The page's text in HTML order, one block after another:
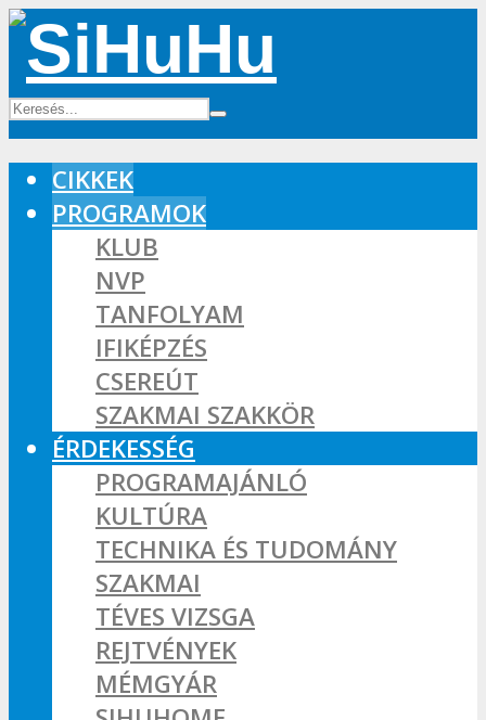
CIKKEK
PROGRAMOK
KLUB
NVP
TANFOLYAM
IFIKÉPZÉS
CSEREÚT
SZAKMAI SZAKKÖR
ÉRDEKESSÉG
PROGRAMAJÁNLÓ
KULTÚRA
TECHNIKA ÉS TUDOMÁNY
SZAKMAI
TÉVES VIZSGA
REJTVÉNYEK
MÉMGYÁR